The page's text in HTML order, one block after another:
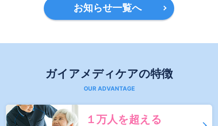
お知らせ一覧へ
ガイアメディケアの特徴
１万人を超える